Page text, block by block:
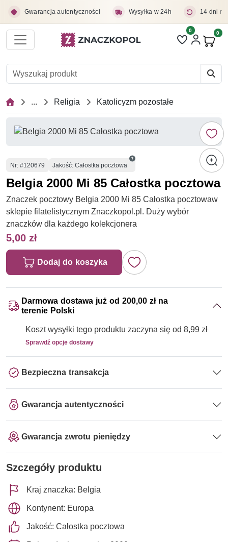
Gwarancja autentyczności Wysyłka w 24h 14 dni
Liczba pozycji
0 0
... Religia Katolicyzm pozostałe
Numer
Nr: #120679 Jakość: Całostka pocztowa
Belgia 2000 Mi 85 Całostka pocztowa
Znaczek pocztowy Belgia 2000 Mi 85 Całostka pocztowaw
sklepie filatelistycznym Znaczkopol.pl. Duży wybór
znaczków dla każdego kolekcjonera
5,00 zł
Dodaj do koszyka
Darmowa dostawa już od 200,00 zł na
terenie Polski
Koszt wysyłki tego produktu zaczyna się od 8,99 zł
Sprawdź opcje dostawy
Bezpieczna transakcja
Gwarancja autentyczności
Gwarancja zwrotu pieniędzy
Szczegóły produktu
Kraj znaczka: Belgia
Kontynent: Europa
Jakość: Całostka pocztowa